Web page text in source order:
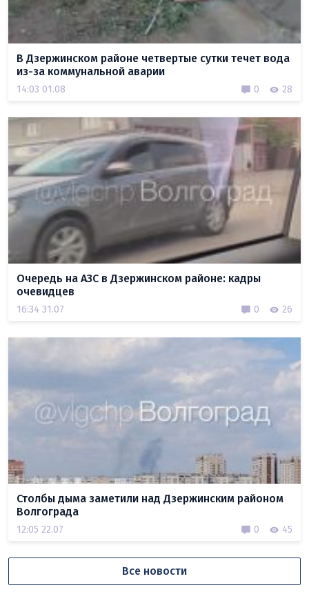
В Дзержинском районе четвертые сутки течет вода
из-за коммунальной аварии
14:03 01.08 0 28
Очередь на АЗС в Дзержинском районе: кадры
очевидцев
16:34 31.07 0 26
Столбы дыма заметили над Дзержинским районом
Волгограда
12:05 22.07 0 45
Все новости